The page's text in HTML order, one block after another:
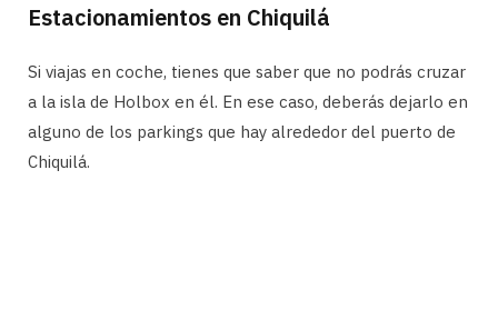
Estacionamientos en Chiquilá
Si viajas en coche, tienes que saber que no podrás cruzar
a la isla de Holbox en él. En ese caso, deberás dejarlo en
alguno de los parkings que hay alrededor del puerto de
Chiquilá.